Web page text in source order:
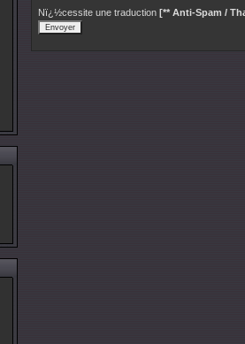
Nï¿½cessite une traduction [** Anti-Spam /